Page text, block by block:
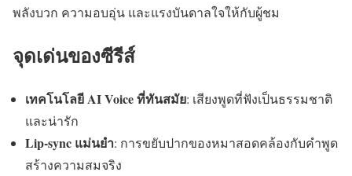
พลังบวก ความอบอุ่น และแรงบันดาลใจให้กับผู้ชม
จุดเด่นของซีรีส์
เทคโนโลยีAI Voiceที่ทันสมัย: เสียงพูดที่ฟังเป็นธรรมชาติ
และน่ารัก
Lip-sync แม่นยำ: การขยับปากของหมาสอดคล้องกับคำพูด
สร้างความสมจริง